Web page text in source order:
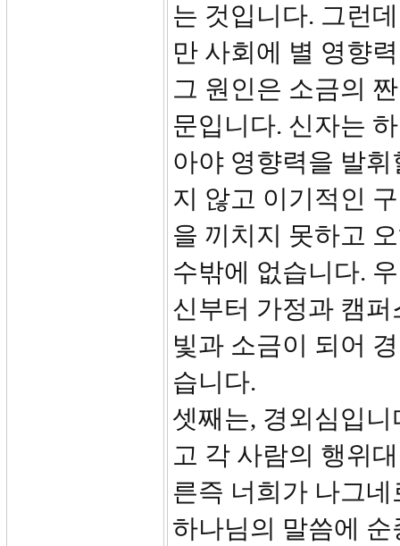
는 것입니다. 그런
만 사회에 별 영향
그 원인은 소금의
문입니다. 신자는
아야 영향력을 발
지 않고 이기적인
을 끼치지 못하고
수밖에 없습니다.
신부터 가정과 캠
빛과 소금이 되어
습니다.
셋째는, 경외심입
고 각 사람의 행위
른즉 너희가 나그
하나님의 말씀에